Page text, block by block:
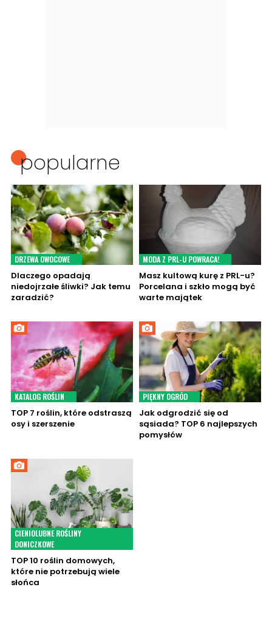
popularne
DRZEWA OWOCOWE
Dlaczego opadają
niedojrzałe śliwki? Jak temu
zaradzić?
MODA Z PRL-U POWRACA!
Masz kultową kurę z PRL-u?
Porcelana i szkło mogą być
warte majątek
KATALOG ROŚLIN
TOP 7 roślin, które odstraszą
osy i szerszenie
PIĘKNY OGRÓD
Jak odgrodzić się od
sąsiada? TOP 6 najlepszych
pomysłów
CIENIOLUBNE ROŚLINY
DONICZKOWE
TOP 10 roślin domowych,
które nie potrzebują wiele
słońca